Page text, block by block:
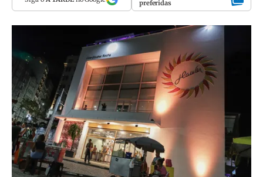
preferidas